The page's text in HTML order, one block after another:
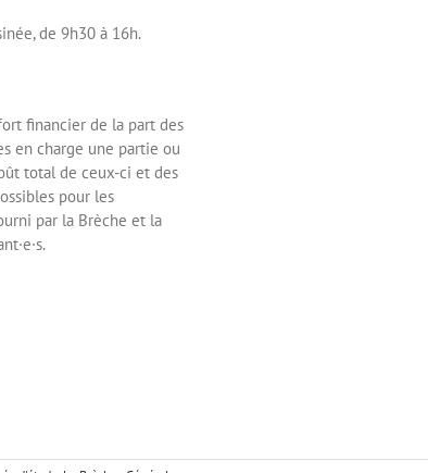
de 9h30 à 16h.
financier de la part des
en charge une partie ou
total de ceux-ci et des
pour les
par la Brèche et la